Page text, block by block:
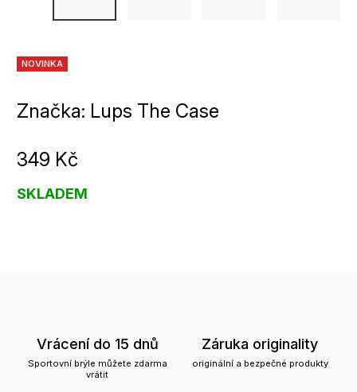
NOVINKA
Značka: Lups The Case
349 Kč
SKLADEM
Vrácení do 15 dnů
Sportovní brýle můžete zdarma
vrátit
Záruka originality
originální a bezpečné produkty